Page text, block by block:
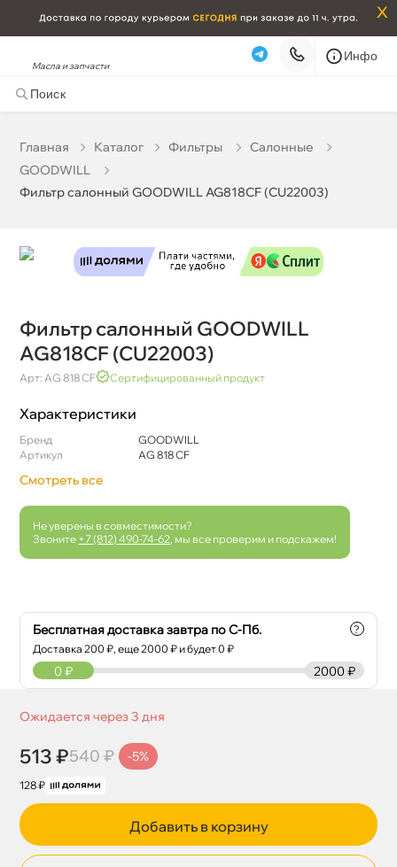
x
Масла и запчасти
Инфо
Главная Катало Фильтры
Салонные
GOODWILL
Фильтр салонный GOODWILL AG818CF (CU22003)
Фильтр салонный GOODWILL
AG818CF (CU22003)
Арт: AG 818 CF Сертифицированный продукт
Характеристики
Бренд
GOODWILL
Артикул
AG 818 CF
Смотреть все
Не уверены в совместимости?
Звоните +7 (812) 490-74-62 , мы все проверим и подскажем!
Бесплатная доставка завтра по С-Пб.
Доставка200 ₽, еще2000 ₽ и будет 0 ₽
?
2000 ₽
0 ₽
Ожидается через 3 дня
513 ₽540 ₽ -5%
128 ₽
Добавить в корзину
Бесплатная Завтра, 07.08 (при заказе от 2000₽)
Самовывоз